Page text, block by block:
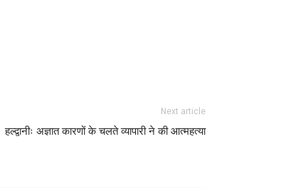
Next article
हल्द्वानीः अज्ञात कारणों के चलते व्यापारी ने की आत्महत्या